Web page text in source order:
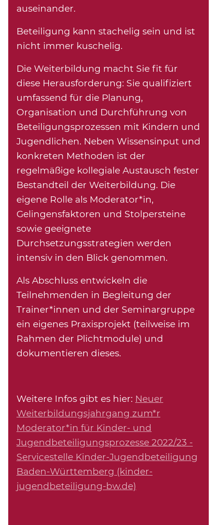
auseinander.
Beteiligung kann stachelig sein und ist
nicht immer kuschelig.
Die Weiterbildung macht Sie fit für
diese Herausforderung: Sie qualifiziert
umfassend für die Planung,
Organisation und Durchführung von
Beteiligungsprozessen mit Kindern und
Jugendlichen. Neben Wissensinput und
konkreten Methoden ist der
regelmäßige kollegiale Austausch fester
Bestandteil der Weiterbildung. Die
eigene Rolle als Moderator*in,
Gelingensfaktoren und Stolpersteine
sowie geeignete
Durchsetzungsstrategien werden
intensiv in den Blick genommen.
Als Abschluss entwickeln die
Teilnehmenden in Begleitung der
Trainer*innen und der Seminargruppe
ein eigenes Praxisprojekt (teilweise im
Rahmen der Plichtmodule) und
dokumentieren dieses.
Weitere Infos gibt es hier: Neuer
Weiterbildungsjahrgang zum*r
Moderator*in für Kinder- und
Jugendbeteiligungsprozesse 2022/23 -
Servicestelle Kinder-Jugendbeteiligung
Baden-Württemberg (kinder-
jugendbeteiligung-bw.de)